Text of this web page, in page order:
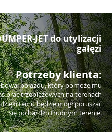
JET do utylizacji
gałęzi
Potrzeby klienta:
pojazdu, który pomoże mu
prac trzebieżowych na terenach
temu będzie mógł poruszać
się po bardzo trudnym terenie.